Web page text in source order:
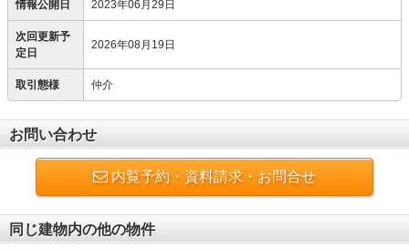
情報公開日 2023年06月29日
次回更新予
定日
2026年08月19日
取引態様 仲介
お問い合わせ
内覧予約・資料請求・お問合せ
同じ建物内の他の物件